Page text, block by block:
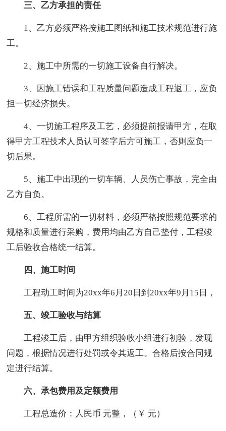
三、乙方承担的责任
1、乙方必须严格按施工图纸和施工技术规范进行施
工。
2、施工中所需的一切施工设备自行解决。
3、因施工错误和工程质量问题造成工程返工，应负
担一切经济损失。
4、一切施工程序及工艺，必须提前报请甲方，在取
得甲方工程技术人员认可签字后方可施工，否则应负一
切后果。
5、施工中出现的一切车辆、人员伤亡事故，完全由
乙方自负。
6、工程所需的一切材料，必须严格按照规范要求的
规格和质量进行采购，费用均由乙方自己垫付，工程竣
工后验收合格统一结算。
四、施工时间
工程动工时间为20xx年6月20日到20xx年9月15日，
五、竣工验收与结算
工程竣工后，由甲方组织验收小组进行初验，发现
问题，根据情况进行处罚或令其返工。合格后按合同规
定进行结算。
六、承包费用及定额费用
工程总造价：人民币 元整，（￥ 元）